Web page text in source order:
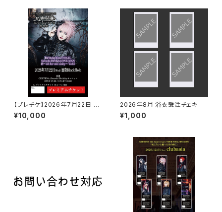
【プレチケ】2026年7月22日 Z
ekeDeux Kakeru×GERTEN
A Satsuki Birthdayコラボツ
¥10,000
2026年8月 浴衣受注チェキ
¥1,000